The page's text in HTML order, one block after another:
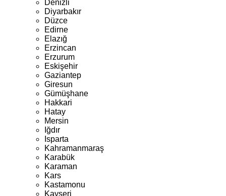
Denizli
Diyarbakır
Düzce
Edirne
Elazığ
Erzincan
Erzurum
Eskişehir
Gaziantep
Giresun
Gümüşhane
Hakkari
Hatay
Mersin
Iğdır
Isparta
Kahramanmaraş
Karabük
Karaman
Kars
Kastamonu
Kayseri